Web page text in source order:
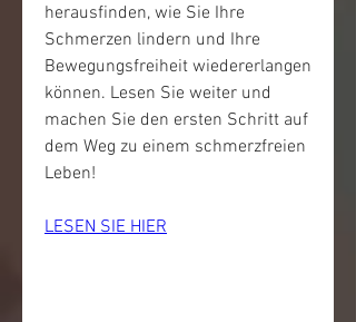
herausfinden, wie Sie Ihre
Schmerzen lindern und Ihre
Bewegungsfreiheit wiedererlangen
können. Lesen Sie weiter und
machen Sie den ersten Schritt auf
dem Weg zu einem schmerzfreien
Leben!
LESEN SIE HIER